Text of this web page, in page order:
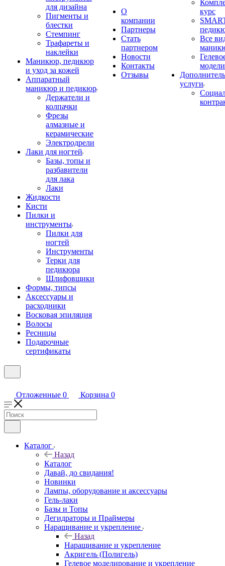
для дизайна
Пигменты и
блестки
Стемпинг
Трафареты и
наклейки
Маникюр, педикюр
и уход за кожей
Аппаратный
маникюр и педикюр
Держатели и
колпачки
Фрезы
алмазные и
керамические
Электродрели
Лаки для ногтей
Базы, топы и
разбавители
для лака
Лаки
Жидкости
Кисти
Пилки и
инструменты
Пилки для
ногтей
Инструменты
Терки для
педикюра
Шлифовщики
Формы, типсы
Аксессуары и
расходники
Восковая эпиляция
Волосы
Ресницы
Подарочные
сертификаты
О
компании
Партнеры
Стать
партнером
Новости
Контакты
Отзывы
курс
Все
услуги
Отложенные 0 Корзина 0
Каталог
Назад
Каталог
Давай, до свидания!
Новинки
Лампы, оборудование и аксессуары
Гель-лаки
Базы и Топы
Дегидраторы и Праймеры
Наращивание и укрепление
Назад
Наращивание и укрепление
Акригель (Полигель)
Гелевое моделирование и укрепление